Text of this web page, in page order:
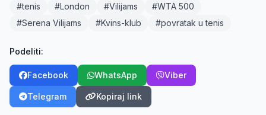
#tenis #London #Vilijams
#WTA 500
#Serena Vilijams
#Kvins-klub #povratak u tenis
Podeliti:
Facebook WhatsApp Viber
Telegram Kopiraj link